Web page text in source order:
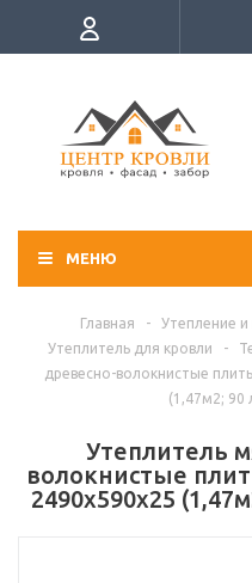
МЕНЮ
Главная - Утепление и
Утеплитель для кровли
-
древесно-волокнистые
(1,47м2; 90
Утеплитель
волокнистые
2490x590x25